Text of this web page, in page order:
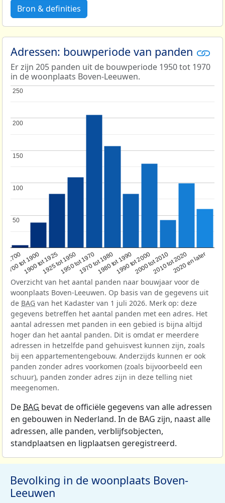
Bron & definities
Adressen: bouwperiode van panden
Er zijn 205 panden uit de bouwperiode 1950 tot 1970
in de woonplaats Boven-Leeuwen.
1700
1700 tot 1900
1900 tot 19251925 tot 19501950 tot 19701970 tot 19801980 tot 19901990 tot 20002000 tot 20102010 tot 20202020 en later
50
50
100
100
150
150
200
200
250
250
Overzicht van het aantal panden naar bouwjaar voor de
woonplaats Boven-Leeuwen. Op basis van de gegevens uit
de BAG van het Kadaster van 1 juli 2026. Merk op: deze
gegevens betreffen het aantal panden met een adres. Het
aantal adressen met panden in een gebied is bijna altijd
hoger dan het aantal panden. Dit is omdat er meerdere
adressen in hetzelfde pand gehuisvest kunnen zijn, zoals
bij een appartementengebouw. Anderzijds kunnen er ook
panden zonder adres voorkomen (zoals bijvoorbeeld een
schuur), panden zonder adres zijn in deze telling niet
meegenomen.
De BAG bevat de officiële gegevens van alle adressen
en gebouwen in Nederland. In de BAG zijn, naast alle
adressen, alle panden, verblijfsobjecten,
standplaatsen en ligplaatsen geregistreerd.
Bevolking in de woonplaats Boven-
Leeuwen